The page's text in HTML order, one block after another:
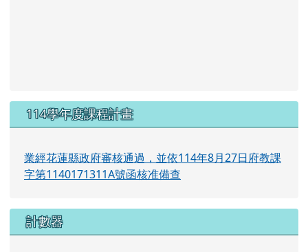
114學年度課程計畫
業經花蓮縣政府審核通過，並依114年8月27日府教課
字第1140171311A號函核准備查
計數器